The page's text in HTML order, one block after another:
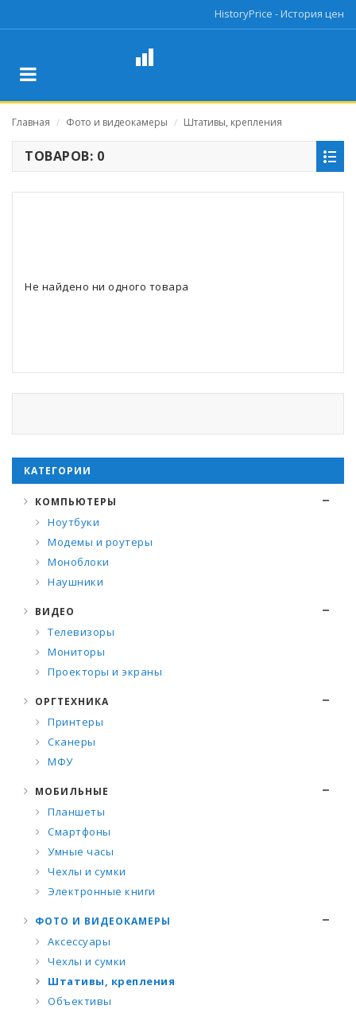
HistoryPrice - История цен
Главная / Фото и видеокамеры / Штативы, крепления
ТОВАРОВ: 0
Не найдено ни одного товара
КАТЕГОРИИ
КОМПЬЮТЕРЫ
Ноутбуки
Модемы и роутеры
Моноблоки
Наушники
ВИДЕО
Телевизоры
Мониторы
Проекторы и экраны
ОРГТЕХНИКА
Принтеры
Сканеры
МФУ
МОБИЛЬНЫЕ
Планшеты
Смартфоны
Умные часы
Чехлы и сумки
Электронные книги
ФОТО И ВИДЕОКАМЕРЫ
Аксессуары
Чехлы и сумки
Штативы, крепления
Объективы